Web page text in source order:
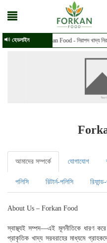
হেডলাইন Forkan Food - নিরাপদ খাদ্য
আমাদের সম্পর্কে যোগাযোগ
পলিসি রিটার্ন-পলিসি
About Us – Forkan Food
স্বাস্থ্যই সম্পদ—এই মূলনীতিকে ধারণ
প্রাকৃতিক খাদ্য সরবরাহের মাধ্যমে